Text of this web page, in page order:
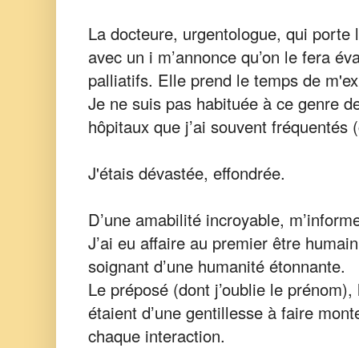
La docteure, urgentologue, qui
avec un i m’annonce qu’on le fera
palliatifs. Elle prend le temps de
Je ne suis pas habituée à ce genre
hôpitaux que j’ai souvent fréquentés
J'étais dévastée, effondrée.
D’une amabilité incroyable,
J’ai eu affaire au premier être
soignant d’une humanité étonnante.
Le préposé (dont j’oublie le
étaient d’une gentillesse à faire
chaque interaction.